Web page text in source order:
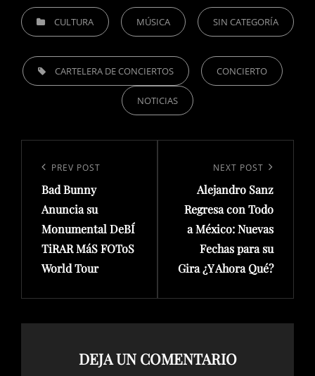
CATEGORIESCULTURA MÚSICA SIN CATEGORÍA
TAGS, CARTELERA DE CONCIERTOS CONCIERTO
NOTICIAS
entradas
Previous
Post
PREV POST
Bad Bunny
Anuncia su
Monumental DeBÍ
TiRAR MáS FOToS
World Tour
Post
NEXT POST
Alejandro Sanz
Regresa con Todo
a México: Nuevas
Fechas para su
Gira ¿Y Ahora Qué?
DEJA UN COMENTARIO